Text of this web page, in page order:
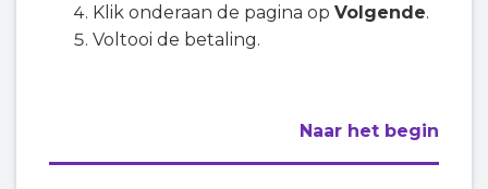
Klik onderaan de pagina op Volgende.
Voltooi de betaling.
Naar het begin